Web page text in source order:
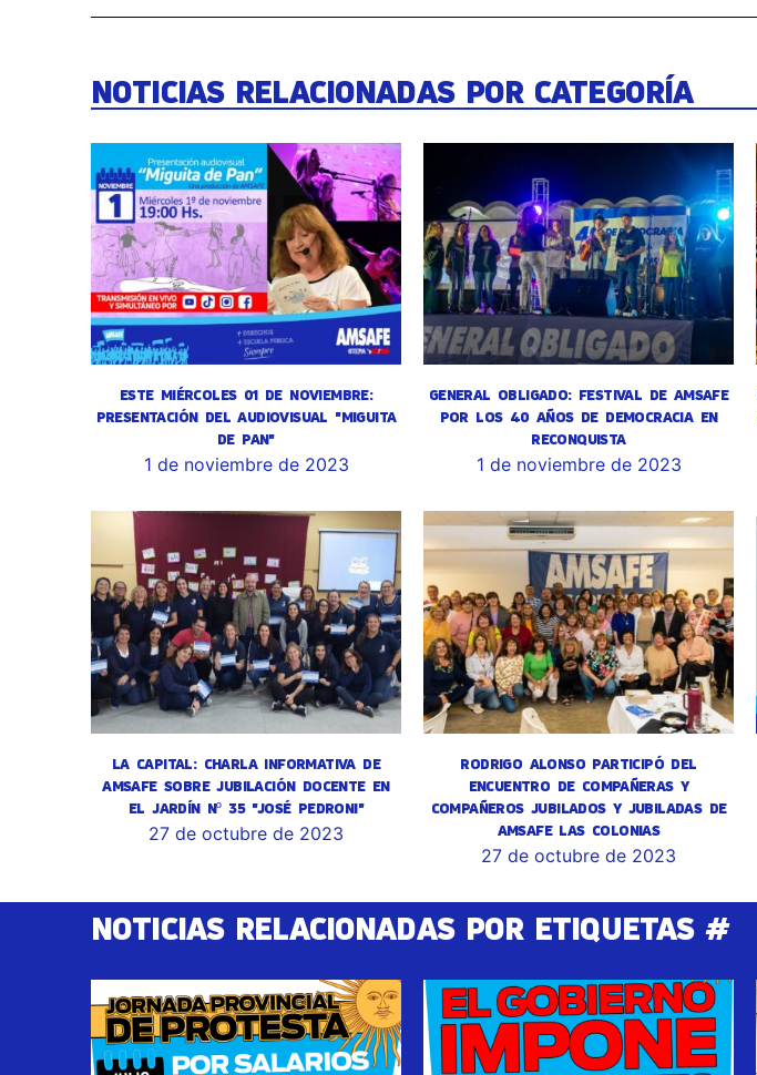
NOTICIAS RELACIONADAS POR CATEGORÍA
ESTE MIÉRCOLES 01 DE NOVIEMBRE:
PRESENTACIÓN DEL AUDIOVISUAL "MIGUITA
DE PAN"
1 de noviembre de 2023
GENERAL OBLIGADO: FESTIVAL DE AMSAFE
POR LOS 40 AÑOS DE DEMOCRACIA EN
RECONQUISTA
1 de noviembre de 2023
LA CAPITAL: CHARLA INFORMATIVA DE
AMSAFE SOBRE JUBILACIÓN DOCENTE EN
EL JARDÍN Nº 35 "JOSÉ PEDRONI"
27 de octubre de 2023
RODRIGO ALONSO PARTICIPÓ DEL
ENCUENTRO DE COMPAÑERAS Y
COMPAÑEROS JUBILADOS Y JUBILADAS DE
AMSAFE LAS COLONIAS
27 de octubre de 2023
NOTICIAS RELACIONADAS POR ETIQUETAS #